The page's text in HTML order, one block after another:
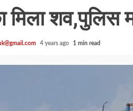
मिला शव,पुलिस
4 years ago 1 min read